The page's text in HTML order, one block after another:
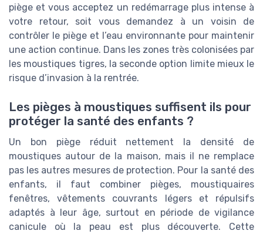
piège et vous acceptez un redémarrage plus intense à
votre retour, soit vous demandez à un voisin de
contrôler le piège et l’eau environnante pour maintenir
une action continue. Dans les zones très colonisées par
les moustiques tigres, la seconde option limite mieux le
risque d’invasion à la rentrée.
Les pièges à moustiques suffisent ils pour
protéger la santé des enfants ?
Un bon piège réduit nettement la densité de
moustiques autour de la maison, mais il ne remplace
pas les autres mesures de protection. Pour la santé des
enfants, il faut combiner pièges, moustiquaires
fenêtres, vêtements couvrants légers et répulsifs
adaptés à leur âge, surtout en période de vigilance
canicule où la peau est plus découverte. Cette